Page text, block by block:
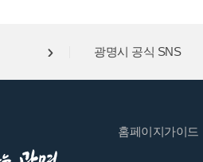
광명시 공식 SNS
홈페이지가이드